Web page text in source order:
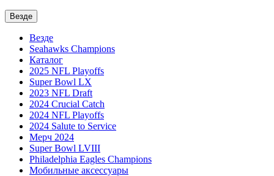
Везде
Везде
Seahawks Champions
Каталог
2025 NFL Playoffs
Super Bowl LX
2023 NFL Draft
2024 Crucial Catch
2024 NFL Playoffs
2024 Salute to Service
Мерч 2024
Super Bowl LVIII
Philadelphia Eagles Champions
Мобильные аксессуары